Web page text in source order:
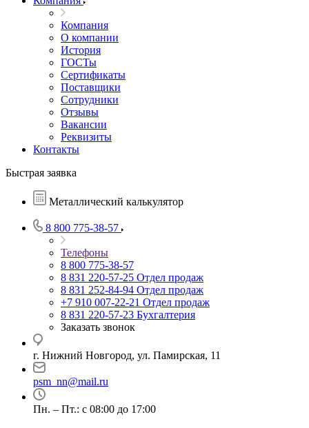
Компания
О компании
История
ГОСТы
Сертификаты
Поставщики
Сотрудники
Отзывы
Вакансии
Реквизиты
Контакты
Быстрая заявка
Металлический калькулятор
8 800 775-38-57
Телефоны
8 800 775-38-57
8 831 220-57-25 Отдел продаж
8 831 252-84-94 Отдел продаж
+7 910 007-22-21 Отдел продаж
8 831 220-57-23 Бухгалтерия
Заказать звонок
г. Нижний Новгород, ул. Памирская, 11
psm_nn@mail.ru
Пн. – Пт.: с 08:00 до 17:00